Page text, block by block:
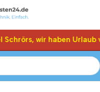
wir haben Urlaub
Belimo